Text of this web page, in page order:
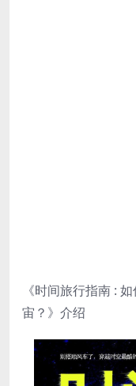
《时间旅行指南 :
宙？》介绍